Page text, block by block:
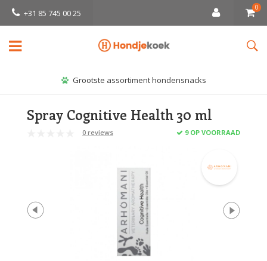
+31 85 745 00 25
0
Grootste assortiment hondensnacks
Spray Cognitive Health 30 ml
0 reviews 9 OP VOORRAAD